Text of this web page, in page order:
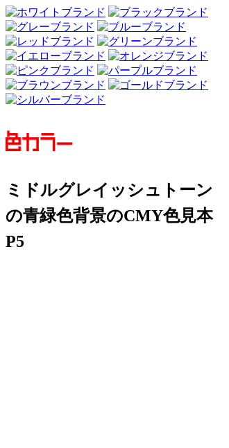
ミドルグレイッシュトーン
の青緑色背景のCMY色見本
P5